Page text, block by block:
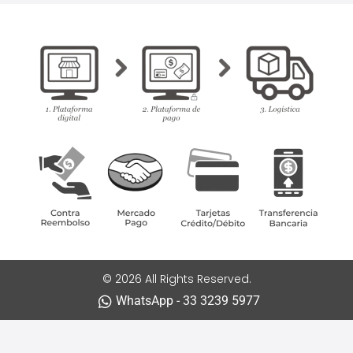
© 2026 All Rights Reserved.
WhatsApp - 33 3239 5977